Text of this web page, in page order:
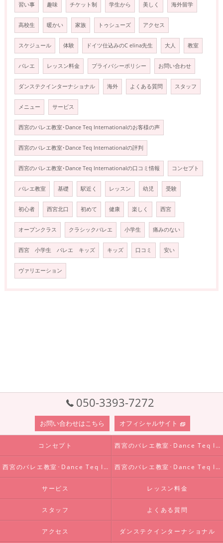
習い事 趣味 チケット制 学生から 美しく 海外留学
高校生 暖かい 家族 トゥシューズ アクセス
スケジュール 体験 ドイツ仕込みのC elina先生 大人 教室
バレエ レッスン料金 プライバシーポリシー お問い合わせ
ダンステクインターナショナル 海外 よくある質問 スタッフ
メニュー サービス
西宮のバレエ教室･Dance Teq Internationalのお客様の声
西宮のバレエ教室･Dance Teq Internationalの評判
西宮のバレエ教室･Dance Teq Internationalの口コミ情報 コンセプト
バレエ教室 基礎 駅近く レッスン 幼児 受験
初心者 西宮北口 初めて 健康 楽しく 西宮
オープンクラス クラシックバレエ 小学生 痛みのない
西宮 小学生 バレエ キッズ キッズ 口コミ 安い
ヴァリエーション
050-3393-7272
お問い合わせはこちら オフィシャルサイト
コンセプト 西宮のバレエ教室･Dance Teq Internationalの口コミ情報
西宮のバレエ教室･Dance Teq Internationalの評判 西宮のバレエ教室･Dance Teq Internationalのお客様の声
サービス レッスン料金
スタッフ よくある質問
アクセス ダンステクインターナショナル